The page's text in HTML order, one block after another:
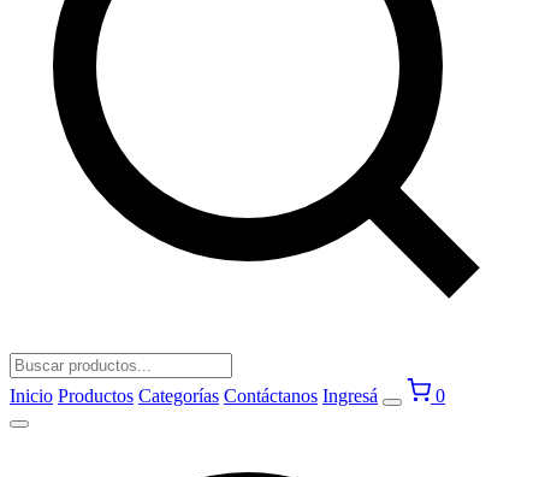
Inicio Productos Categorías Contáctanos Ingresá 0